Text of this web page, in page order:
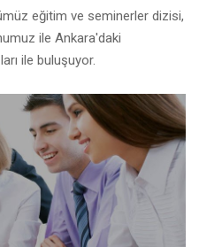
eğitim ve seminerler dizisi,
ile Ankara'daki
ile buluşuyor.